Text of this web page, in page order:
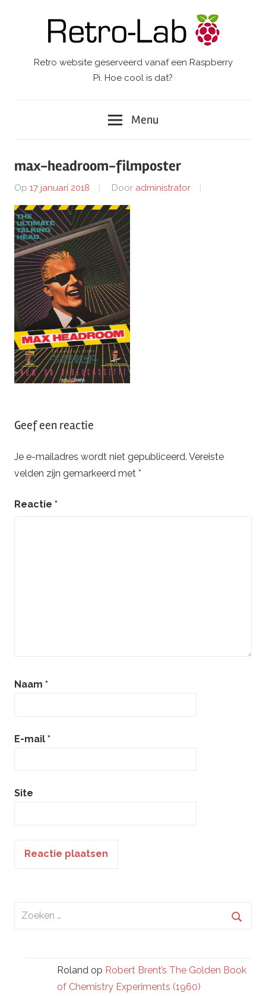
Retro-
Retro website geserveerd vanaf een Raspberry
Pi. Hoe cool is dat?
Menu
max-headroom-filmposter
Op 17 januari 2018 Door administrator
Geef een reactie
Je e-mailadres wordt niet gepubliceerd. Vereiste
velden zijn gemarkeerd met *
Reactie *
Naam *
E-mail *
Site
Zoeken
Roland op Robert Brent’s The Golden Book
of Chemistry Experiments (1960)